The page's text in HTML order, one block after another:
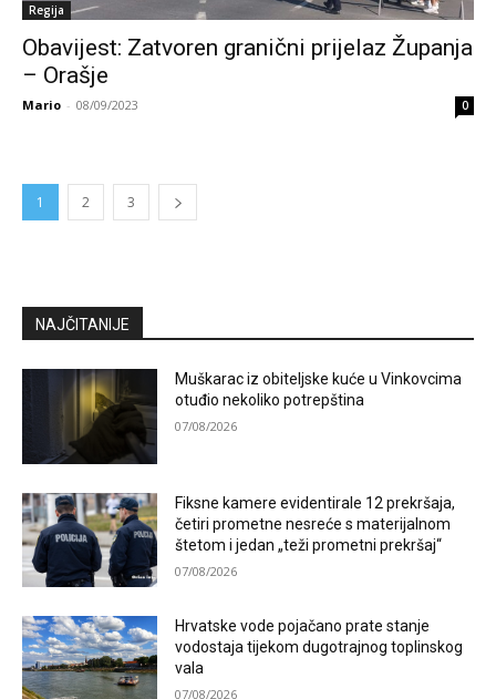
Regija
Obavijest: Zatvoren granični prijelaz Županja
– Orašje
Mario - 08/09/2023 0
1 2 3
NAJČITANIJE
Muškarac iz obiteljske kuće u Vinkovcima
otuđio nekoliko potrepština
07/08/2026
Fiksne kamere evidentirale 12 prekršaja,
četiri prometne nesreće s materijalnom
štetom i jedan „teži prometni prekršaj“
07/08/2026
Hrvatske vode pojačano prate stanje
vodostaja tijekom dugotrajnog toplinskog
vala
07/08/2026